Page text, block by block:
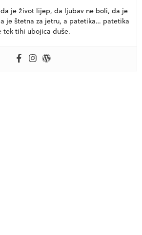
je život lijep, da ljubav ne boli, da je
je štetna za jetru, a patetika… patetika
tek tihi ubojica duše.